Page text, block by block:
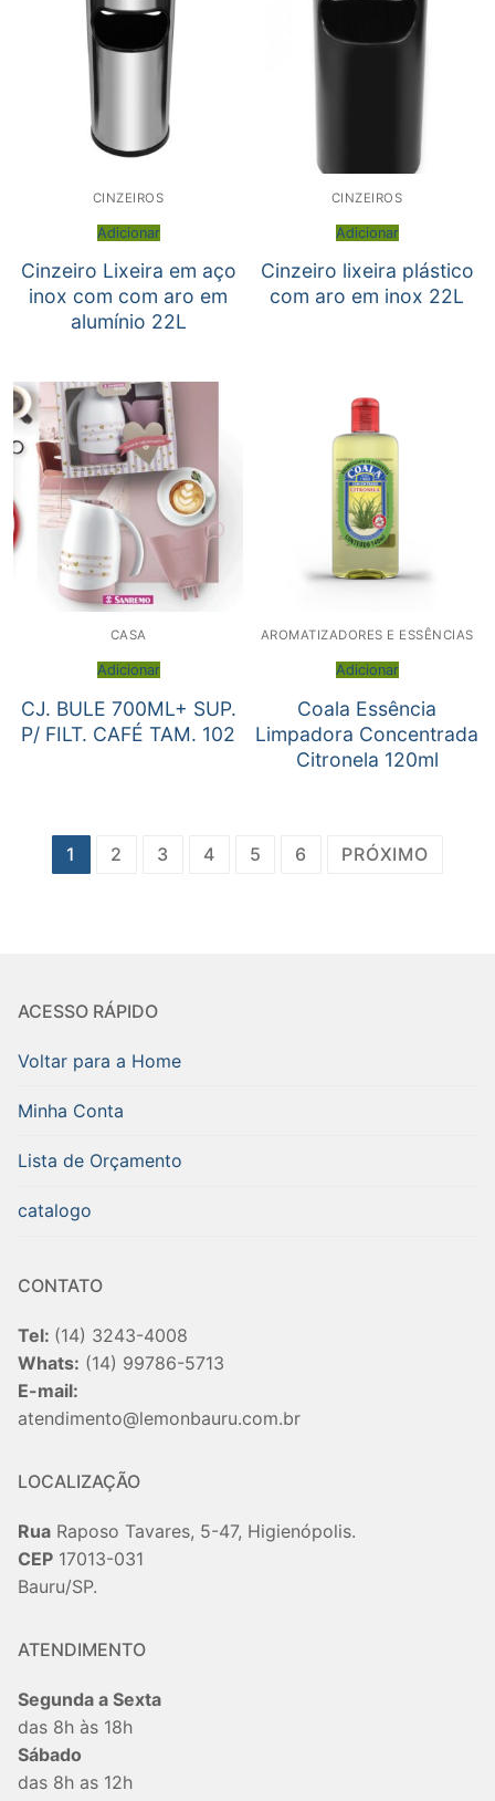
CINZEIROS
Adicionar
Cinzeiro Lixeira em aço
inox com com aro em
alumínio 22L
CINZEIROS
Adicionar
Cinzeiro lixeira plástico
com aro em inox 22L
CASA
Adicionar
CJ. BULE 700ML+ SUP.
P/ FILT. CAFÉ TAM. 102
AROMATIZADORES E ESSÊNCIAS
Adicionar
Coala Essência
Limpadora Concentrada
Citronela 120ml
Paginação
1 2 3 4 5 6 PRÓXIMO
ACESSO RÁPIDO
Voltar para a Home
Minha Conta
Lista de Orçamento
catalogo
CONTATO
Tel: (14) 3243-4008
Whats: (14) 99786-5713
E-mail:
atendimento@lemonbauru.com.br
LOCALIZAÇÃO
Rua Raposo Tavares, 5-47, Higienópolis.
CEP 17013-031
Bauru/SP.
ATENDIMENTO
Segunda a Sexta
das 8h às 18h
Sábado
das 8h as 12h